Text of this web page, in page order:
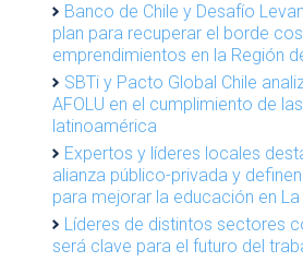
Banco de Chile y Desafío
plan para recuperar el borde
emprendimientos en la Región
SBTi y Pacto Global Chile
AFOLU en el cumplimiento de
latinoamérica
Expertos y líderes locales
alianza público-privada y
para mejorar la educación en La
Líderes de distintos sectores
será clave para el futuro del